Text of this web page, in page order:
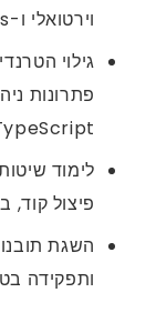
וירטואלי ו-React Hooks.
פתרונות
לימוד
פיצול קוד,
ותפקידה